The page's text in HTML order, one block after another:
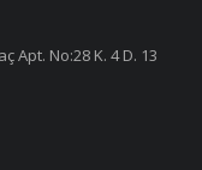
Apt. No:28 K. 4 D. 13